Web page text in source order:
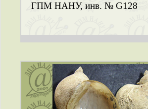
ГПМ НАНУ, инв. № G128